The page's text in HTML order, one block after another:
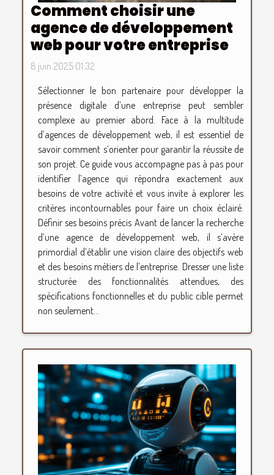
Comment choisir une
agence de développement
web pour votre entreprise
8 juin 2025 01:32
Sélectionner le bon partenaire pour développer la
présence digitale d’une entreprise peut sembler
complexe au premier abord. Face à la multitude
d’agences de développement web, il est essentiel de
savoir comment s’orienter pour garantir la réussite de
son projet. Ce guide vous accompagne pas à pas pour
identifier l’agence qui répondra exactement aux
besoins de votre activité et vous invite à explorer les
critères incontournables pour faire un choix éclairé.
Définir ses besoins précis Avant de lancer la recherche
d’une agence de développement web, il s’avère
primordial d’établir une vision claire des objectifs web
et des besoins métiers de l’entreprise. Dresser une liste
structurée des fonctionnalités attendues, des
spécifications fonctionnelles et du public cible permet
non seulement...